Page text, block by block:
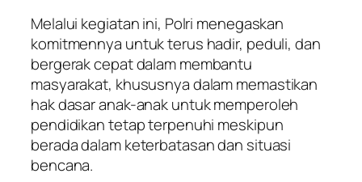
Melalui kegiatan ini, Polri menegaskan
komitmennya untuk terus hadir, peduli, dan
bergerak cepat dalam membantu
masyarakat, khususnya dalam memastikan
hak dasar anak-anak untuk memperoleh
pendidikan tetap terpenuhi meskipun
berada dalam keterbatasan dan situasi
bencana.